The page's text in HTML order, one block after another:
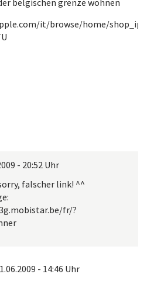
it/browse/home/
- 20:52 Uhr
falscher link! ^^
fr/?
- 14:46 Uhr